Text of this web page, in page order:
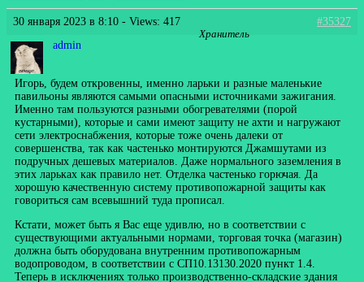
30 января 2023 в 8:10 - Views: 417
#35327
admin
Хранитель
Игорь, будем откровенны, именно ларьки и разные маленькие
павильоны являются самыми опасными источниками зажигания.
Именно там пользуются разными обогревателями (порой
кустарными), которые и сами имеют защиту не ахти и нагружают
сети электроснабжения, которые тоже очень далеки от
совершенства, так как частенько монтируются Джамшутами из
подручных дешевых материалов. Даже нормального заземления в
этих ларьках как правило нет. Отделка частенько горючая. Да
хорошую качественную систему противопожарной защиты как
говориться сам всевышний туда прописал.
Кстати, может быть я Вас еще удивлю, но в соответствии с
существующими актуальными нормами, торговая точка (магазин)
должна быть оборудована внутренним противопожарным
водопроводом, в соответствии с СП10.13130.2020 пункт 1.4.
Теперь в исключениях только производственно-складские здания